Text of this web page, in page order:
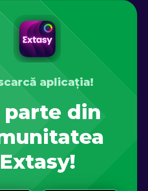
aplicația!
parte din
Extasy!